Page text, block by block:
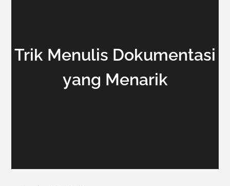
Trik Menulis Dokumentasi
yang Menarik